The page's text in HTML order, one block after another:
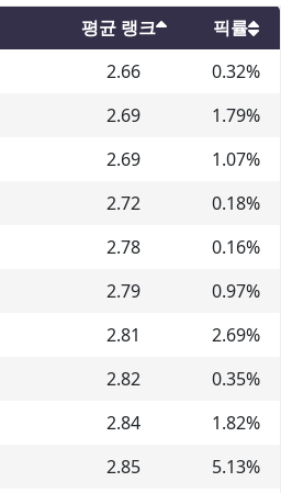
평균 랭크
픽률
2.66 0.32%
2.69 1.79%
2.69 1.07%
2.72 0.18%
2.78 0.16%
2.79 0.97%
2.81 2.69%
2.82 0.35%
2.84 1.82%
2.85 5.13%